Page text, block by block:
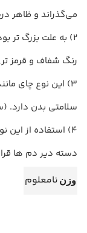
می‌گذراند و ظاهر
2) به علت بزرگ تر
رنگ شفاف و قرمز
3) این نوع چای
سلامتی بدن دارد.
4) استفاده از این
دسته دیر دم ها
وزن نامعلوم